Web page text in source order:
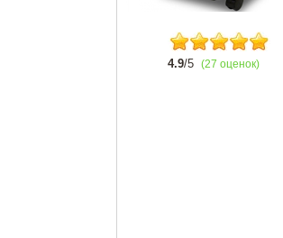
4.9/5 (27 оценок)